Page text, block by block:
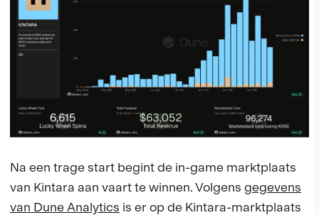
Na een trage start begint de in-game marktplaats
van Kintara aan vaart te winnen. Volgens gegevens
van Dune Analytics is er op de Kintara-marktplaats